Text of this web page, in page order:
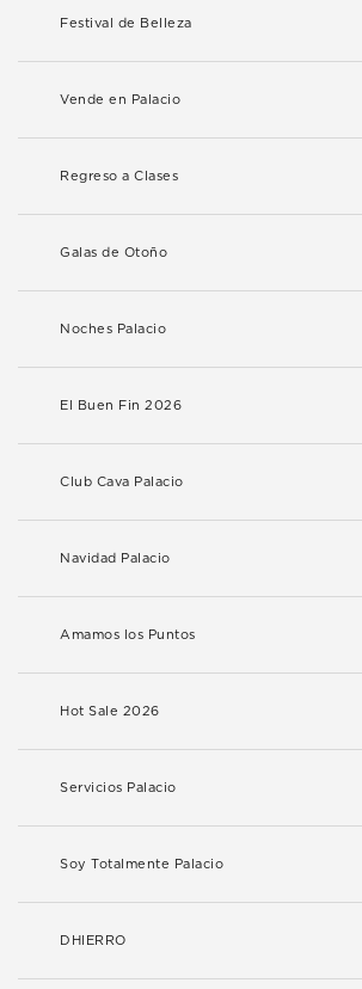
Festival de Belleza
Vende en Palacio
Regreso a Clases
Galas de Otoño
Noches Palacio
El Buen Fin 2026
Club Cava Palacio
Navidad Palacio
Amamos los Puntos
Hot Sale 2026
Servicios Palacio
Soy Totalmente Palacio
DHIERRO